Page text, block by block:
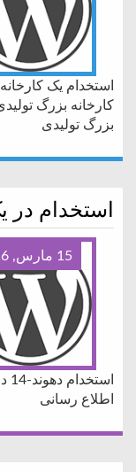
استخدام یک
کارخانه بزرگ
بزرگ تولیدی
استخدام
15 مارس, 2016
اطلاع رسانی